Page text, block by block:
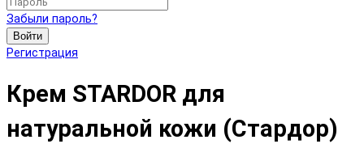
Забыли пароль?
Войти
Регистрация
Крем STARDOR для
натуральной кожи (Стардор)